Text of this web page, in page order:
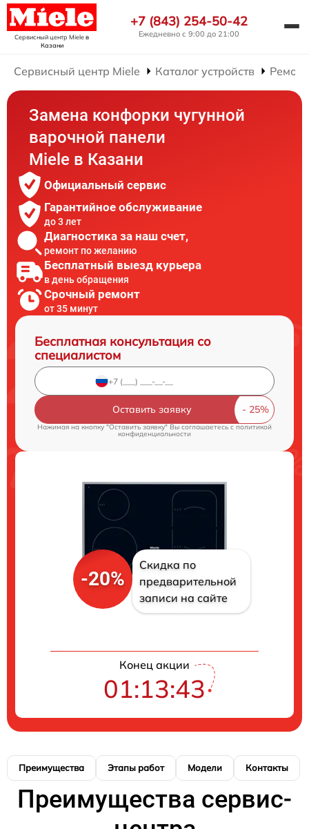
Сервисный центр Mieleв
Казани
+7 (843) 254-50-42
Ежедневно с 9:00 до 21:00
Сервисный центр Miele Каталог устройств
Замена конфорки чугунной
варочной панели
Miele в Казани
Официальный сервис
Гарантийное обслуживание
до 3 лет
Диагностика за наш счет,
ремонт по желанию
Бесплатный выезд курьера
в день обращения
Срочный ремонт
от 35 минут
Бесплатная консультация со
специалистом
Оставить заявку
Нажимая на кнопку "Оставить заявку" Вы соглашаетесь cполитикой
конфиденциальности
-20%
Скидка по
предварительной
записи на сайте
Конец акции
01:13:42
Преимущества Этапы работ Модели Контакты
Преимущества сервис-